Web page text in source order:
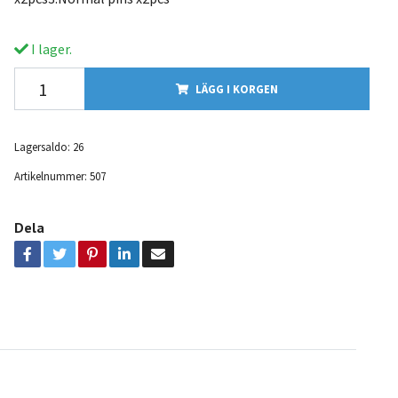
I lager.
LÄGG I KORGEN
Lagersaldo: 26
Artikelnummer: 507
Dela